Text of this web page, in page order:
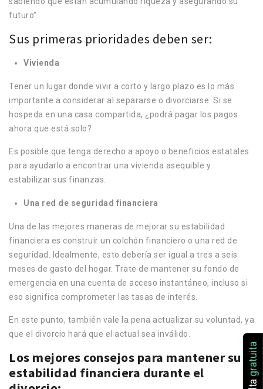
futuro”.
Sus primeras prioridades deben ser:
Vivienda
Tener un lugar donde vivir a corto y largo plazo es lo más
importante a considerar al separarse o divorciarse. Si se
hospeda en una casa compartida, ¿podrá pagar los pagos
ahora que está solo?
Es posible que tenga derecho a apoyo o beneficios estatales
para ayudarlo a encontrar una vivienda asequible y
estabilizar sus finanzas.
Una red de seguridad financiera
Una de las mejores maneras de mejorar su estabilidad
financiera es construir un colchón financiero o una red de
seguridad. Idealmente, esto debería ser igual a tres a seis
meses de gasto del hogar. Trate de mantener su fondo de
emergencia en una cuenta de acceso instantáneo, incluso si
eso significa comprometer las tasas de interés.
En este punto, también vale la pena actualizar su voluntad, ya
que el divorcio hará que el actual sea inválido.
Los mejores consejos para mantener su
estabilidad financiera durante el
gratuita